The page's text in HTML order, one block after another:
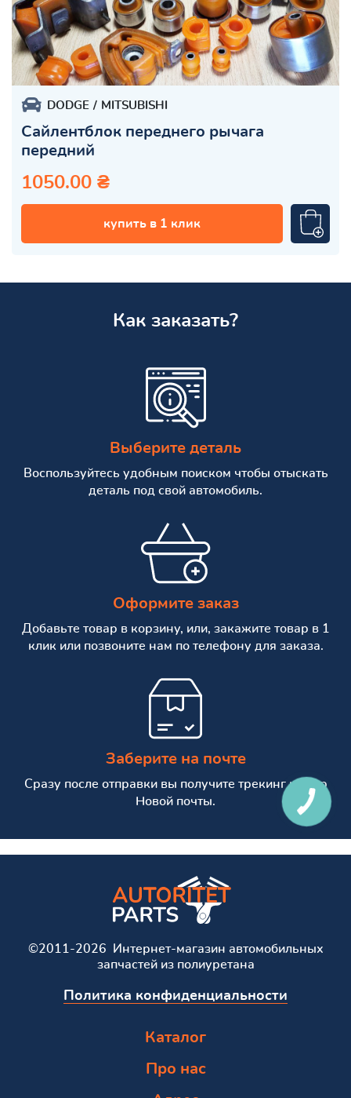
DODGE MITSUBISHI
Сайлентблок переднего рычага
передний
1050.00 ₴
купить в 1 клик
Как заказать?
Выберите деталь
Воспользуйтесь удобным поиском чтобы отыскать
деталь под свой автомобиль.
Оформите заказ
Добавьте товар в корзину, или, закажите товар в 1
клик или позвоните нам по телефону для заказа.
Заберите на почте
Сразу после отправки вы получите трекинг номер
Новой почты.
©2011-2026 Интернет-магазин автомобильных
запчастей из полиуретана
Политика конфиденциальности
Каталог
Про нас